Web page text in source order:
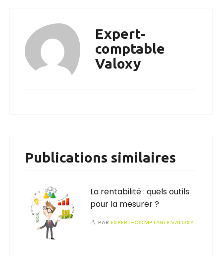
Expert-
comptable
Valoxy
Publications similaires
La rentabilité : quels outils
pour la mesurer ?
PAREXPERT-COMPTABLE VALOXY